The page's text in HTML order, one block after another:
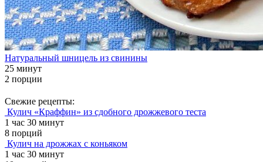
Натуральный шницель из свинины
25 минут
2 порции
Свежие рецепты:
Кулич «Краффин» из сдобного дрожжевого теста
1 час 30 минут
8 порций
Кулич на дрожжах с коньяком
1 час 30 минут